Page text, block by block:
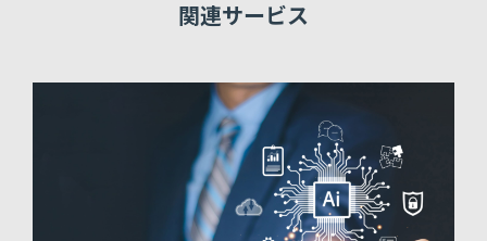
関連サービス